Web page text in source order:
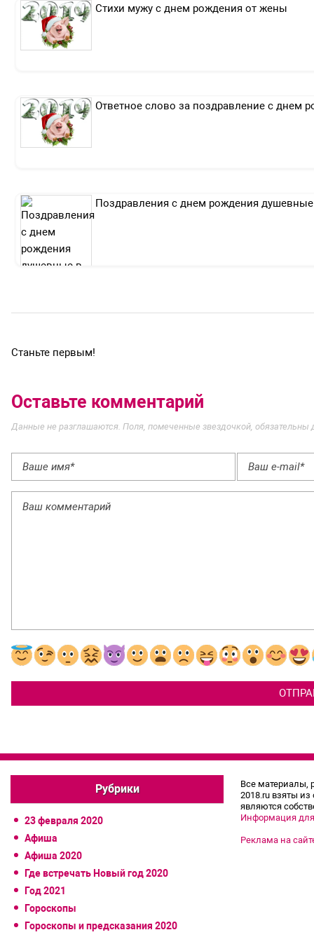
Стихи мужу с днем рождения от жены
Ответное слово за поздравление с днем
Поздравления с днем рождения
Станьте первым!
Оставьте комментарий
Данные не разглашаются. Поля, помеченные звездочкой, обязательны
Рубрики
23 февраля 2020
Афиша
Афиша 2020
Где встречать Новый год 2020
Год 2021
Гороскопы
Гороскопы и предсказания 2020
Все материалы,
2018.ru взяты
являются
Информация
Реклама на